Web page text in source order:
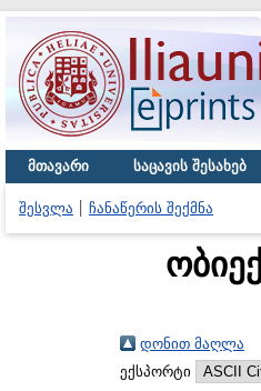
მთავარი საცავის შესახებ
შესვლა ჩანაწერის შექმნა
დონით მაღლა
ექსპორტი